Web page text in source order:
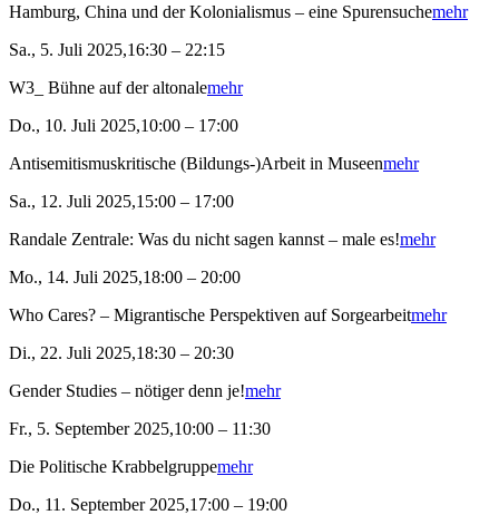
Hamburg, China und der Kolonialismus – eine Spurensuchemehr
Sa., 5. Juli 2025,16:30 – 22:15
W3_ Bühne auf der altonalemehr
Do., 10. Juli 2025,10:00 – 17:00
Antisemitismuskritische (Bildungs-)Arbeit in Museenmehr
Sa., 12. Juli 2025,15:00 – 17:00
Randale Zentrale: Was du nicht sagen kannst – male es!mehr
Mo., 14. Juli 2025,18:00 – 20:00
Who Cares? – Migrantische Perspektiven auf Sorgearbeitmehr
Di., 22. Juli 2025,18:30 – 20:30
Gender Studies – nötiger denn je!mehr
Fr., 5. September 2025,10:00 – 11:30
Die Politische Krabbelgruppemehr
Do., 11. September 2025,17:00 – 19:00